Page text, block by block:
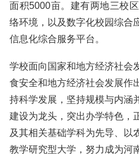
面积5000亩。建有两地三校
络环境，以及数字化校园综合
信息化综合服务平台。
学校面向国家和地方经济社会
食安全和地方经济社会发展作
持科学发展，坚持规模与内涵
建设为龙头，突出办学特色，
及其相关基础学科为先导、以
教学研究型大学，努力成为河